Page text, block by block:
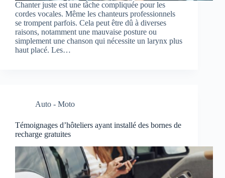
Chanter juste est une tâche compliquée pour les
cordes vocales. Même les chanteurs professionnels
se trompent parfois. Cela peut être dû à diverses
raisons, notamment une mauvaise posture ou
simplement une chanson qui nécessite un larynx plus
haut placé. Les…
Auto - Moto
Témoignages d’hôteliers ayant installé des bornes de
recharge gratuites